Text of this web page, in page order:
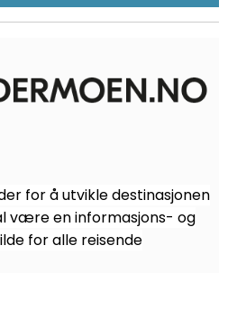
for å utvikle destinasjonen
være en informasjons- og
for alle reisende